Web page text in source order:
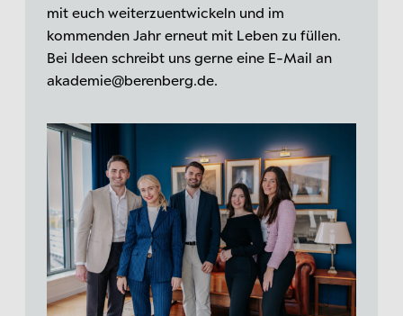
mit euch weiterzuentwickeln und im
kommenden Jahr erneut mit Leben zu füllen.
Bei Ideen schreibt uns gerne eine E-Mail an
akademie@berenberg.de.